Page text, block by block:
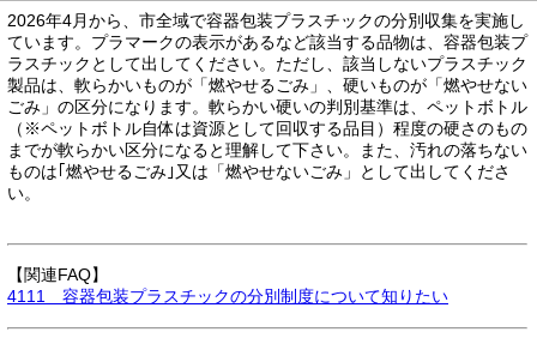
2026年4月から、市全域で容器包装プラスチックの分別収集を実施し
ています。プラマークの表示があるなど該当する品物は、容器包装プ
ラスチックとして出してください。ただし、該当しないプラスチック
製品は、軟らかいものが「燃やせるごみ」、硬いものが「燃やせない
ごみ」の区分になります。軟らかい硬いの判別基準は、ペットボトル
（※ペットボトル自体は資源として回収する品目）程度の硬さのもの
までが軟らかい区分になると理解して下さい。また、汚れの落ちない
ものは｢燃やせるごみ｣又は「燃やせないごみ」として出してくださ
い。
【関連FAQ】
4111 容器包装プラスチックの分別制度について知りたい